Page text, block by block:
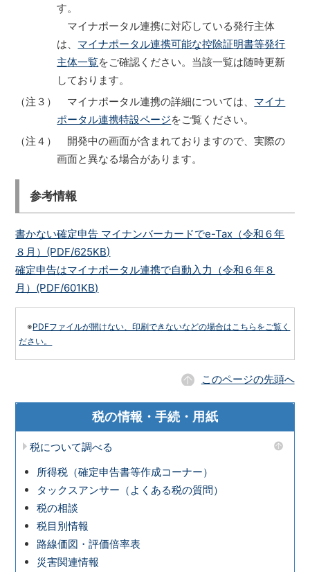
す。
マイナポータル連携に対応している発行主体
は、 マイナポータル連携可能な控除証明書等発行
主体一覧をご確認ください。当該一覧は随時更新
しております。
（注３） マイナポータル連携の詳細については、 マイナ
ポータル連携特設ページをご覧ください。
（注４） 開発中の画面が含まれておりますので、実際の
画面と異なる場合があります。
参考情報
書かない確定申告 マイナンバーカードでe-Tax（令和６年
８月）(PDF/625KB)
確定申告はマイナポータル連携で自動入力（令和６年８
月）(PDF/601KB)
※PDFファイルが開けない、印刷できないなどの場合はこちらをご覧く
ださい。
このページの先頭へ
税の情報・手続・用紙
税について調べる
所得税（確定申告書等作成コーナー）
タックスアンサー（よくある税の質問）
税の相談
税目別情報
路線価図・評価倍率表
災害関連情報